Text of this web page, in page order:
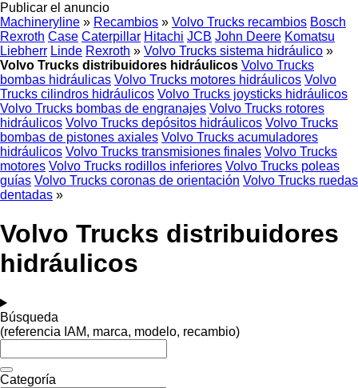
Publicar el anuncio
Machineryline » Recambios » Volvo Trucks recambios Bosch
Rexroth Case Caterpillar Hitachi JCB John Deere Komatsu
Liebherr Linde Rexroth » Volvo Trucks sistema hidráulico »
Volvo Trucks distribuidores hidráulicos Volvo Trucks
bombas hidráulicas Volvo Trucks motores hidráulicos Volvo
Trucks cilindros hidráulicos Volvo Trucks joysticks hidráulicos
Volvo Trucks bombas de engranajes Volvo Trucks rotores
hidráulicos Volvo Trucks depósitos hidráulicos Volvo Trucks
bombas de pistones axiales Volvo Trucks acumuladores
hidráulicos Volvo Trucks transmisiones finales Volvo Trucks
motores Volvo Trucks rodillos inferiores Volvo Trucks poleas
guías Volvo Trucks coronas de orientación Volvo Trucks ruedas
dentadas »
Volvo Trucks distribuidores
hidráulicos
Búsqueda
(referencia IAM, marca, modelo, recambio)
Categoría